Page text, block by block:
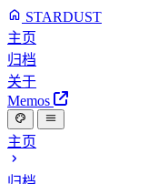
STARDUST
主页
归档
关于
Memos
主页